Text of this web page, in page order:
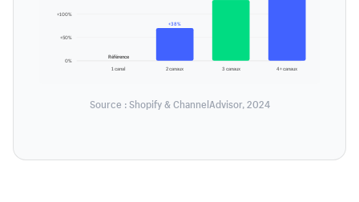
0%
+50%
+100%
1 canal
Référence
2 canaux
+38%
3 canaux 4+ canaux
Source : Shopify & ChannelAdvisor, 2024